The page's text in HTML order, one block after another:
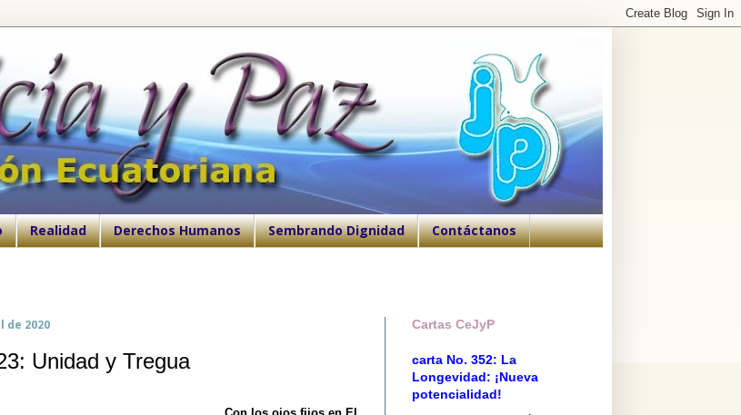
Realidad Derechos Humanos Sembrando Dignidad Contáctanos
de 2020
Unidad y Tregua
Cartas CeJyP
carta No. 352: La
Longevidad: ¡Nueva
potencialidad!